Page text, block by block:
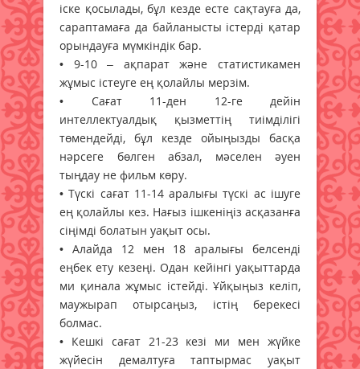
іске қосылады, бұл кезде есте сақтауға да,
сараптамаға да байланысты істерді қатар
орындауға мүмкіндік бар.
• 9-10 – ақпарат және статистикамен
жұмыс істеуге ең қолайлы мерзім.
• Сағат 11-ден 12-ге дейін
интеллектуалдық қызметтің тиімділігі
төмендейді, бұл кезде ойыңызды басқа
нәрсеге бөлген абзал, мәселен әуен
тыңдау не фильм көру.
• Түскі сағат 11-14 аралығы түскі ас ішуге
ең қолайлы кез. Нағыз ішкеніңіз асқазанға
сіңімді болатын уақыт осы.
• Алайда 12 мен 18 аралығы белсенді
еңбек ету кезеңі. Одан кейінгі уақыттарда
ми қинала жұмыс істейді. Ұйқыңыз келіп,
маужырап отырсаңыз, істің берекесі
болмас.
• Кешкі сағат 21-23 кезі ми мен жүйке
жүйесін демалтуға таптырмас уақыт